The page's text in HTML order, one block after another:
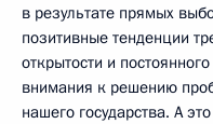
в результате прямых
позитивные тенденции
открытости и
внимания к решению
нашего государства. А